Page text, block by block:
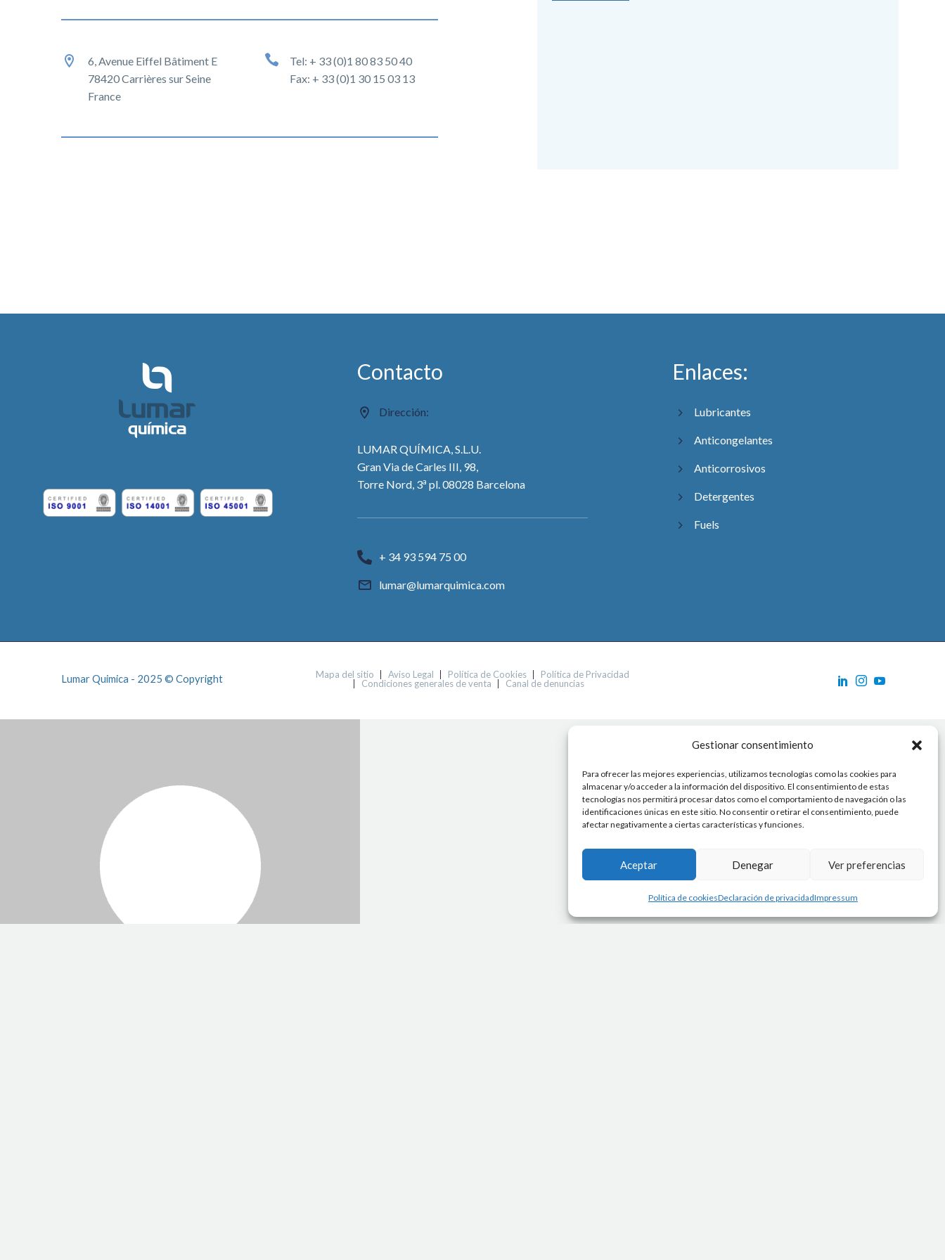
Gestionar consentimiento
Para ofrecer las mejores experiencias, utilizamos tecnologías como las cookies para
almacenar y/o acceder a la información del dispositivo. El consentimiento de estas
tecnologías nos permitirá procesar datos como el comportamiento de navegación o las
identificaciones únicas en este sitio. No consentir o retirar el consentimiento, puede
afectar negativamente a ciertas características y funciones.
Aceptar Denegar Ver preferencias
Política de cookiesDeclaración de privacidadImpressum
6, Avenue Eiffel Bâtiment E
78420 Carrières sur Seine
France
Tel: + 33 (0)1 80 83 50 40
Fax: + 33 (0)1 30 15 03 13
Contacto
Dirección:
LUMAR QUÍMICA, S.L.U.
Gran Via de Carles III, 98,
Torre Nord, 3a pl. 08028 Barcelona
+ 34 93 594 75 00
lumar@lumarquimica.com
Enlaces:
Lubricantes
Anticongelantes
Anticorrosivos
Detergentes
Fuels
Mapa del sitio Aviso Legal Política de Cookies
Política de Privacidad
Condiciones generales de venta
Canal de denuncias
Lumar Quimica - 2025 © Copyright